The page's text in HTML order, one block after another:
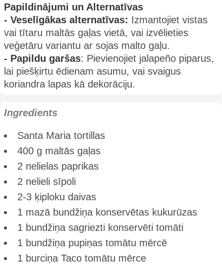
Papildinājumi un Alternatīvas
- Veselīgākas alternatīvas: Izmantojiet vistas
vai tītaru maltās gaļas vietā, vai izvēlieties
veģetāru variantu ar sojas malto gaļu.
- Papildu garšas: Pievienojiet jalapeño piparus,
lai piešķirtu ēdienam asumu, vai svaigus
koriandra lapas kā dekorāciju.
Ingredients
Santa Maria tortillas
400 g maltās gaļas
2 nelielas paprikas
2 nelieli sīpoli
2-3 ķiploku daivas
1 mazā bundžiņa konservētas kukurūzas
1 bundžiņa sagriezti konservēti tomāti
1 bundžiņa pupiņas tomātu mērcē
1 burciņa Taco tomātu mērce